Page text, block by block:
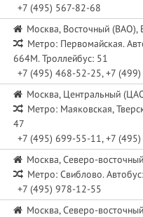
+7 (495) 567-82-68
Москва, Восточный (ВАО),
Метро: Первомайская.
664М. Троллейбус: 51
+7 (495) 468-52-25, +7
Москва, Центральный
Метро: Маяковская,
47
+7 (495) 699-55-11, +7
Москва, Северо-
Метро: Свиблово.
+7 (495) 978-12-55
Москва, Северо-